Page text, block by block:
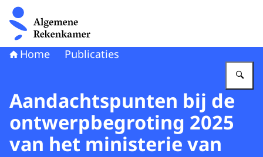
Naar de homepage van Algemene Rekenkamer
Home Publicaties
Aandachtspunten bij de
ontwerpbegroting 2025
van het ministerie van